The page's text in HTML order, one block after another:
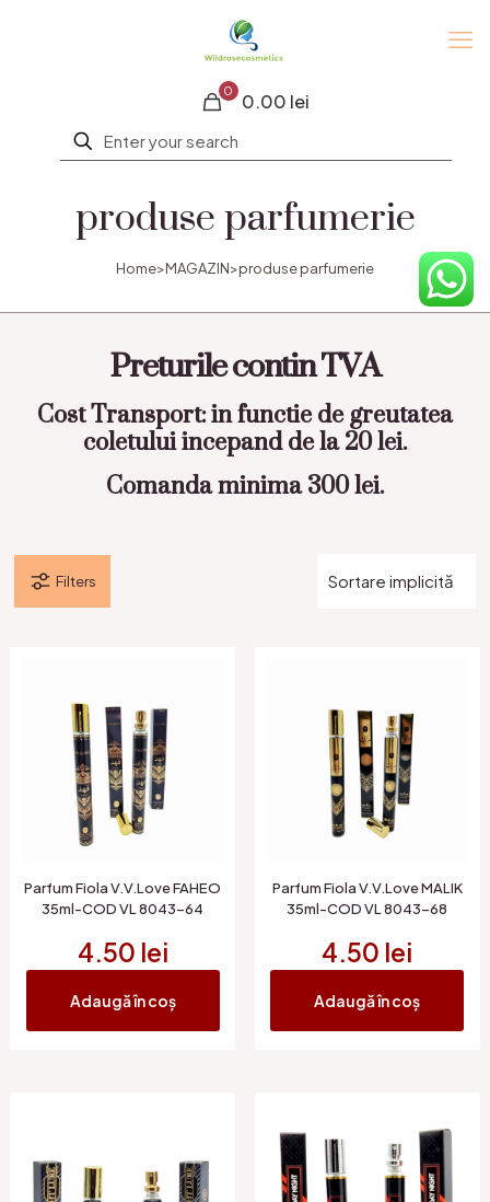
0 0.00 lei
produse parfumerie
Home>MAGAZIN>produse parfumerie
Preturile contin TVA
Cost Transport: in functie de greutatea
coletului incepand de la 20 lei.
Comanda minima 300 lei.
Filters
Parfum Fiola V.V.Love FAHEO
35ml-COD VL 8043-64
4.50 lei
Adaugă în coș
Parfum Fiola V.V.Love MALIK
35ml-COD VL 8043-68
4.50 lei
Adaugă în coș